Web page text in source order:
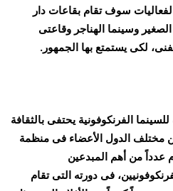
سوف تقام بقاعات دار
الصغير وسينما الهناجر وقاعتى
لكى يستمتع بها الجمهور.
الفرنكوفونية يحتفى بالثقافة
مختلف الدول الأعضاء فى منظمة
عدداً من أهم المبدعين
فى دورته التى تقام